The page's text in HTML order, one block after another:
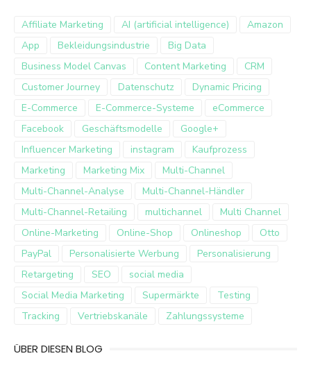
Affiliate Marketing AI (artificial intelligence)
Amazon
App
Bekleidungsindustrie
Big Data
Business Model Canvas
Content Marketing
CRM
Customer Journey
Datenschutz
Dynamic Pricing
E-Commerce
E-Commerce-Systeme
eCommerce
Facebook
Geschäftsmodelle
Google+
Influencer Marketing
instagram
Kaufprozess
Marketing
Marketing Mix
Multi-Channel
Multi-Channel-Analyse
Multi-Channel-Händler
Multi-Channel-Retailing
multichannel
Multi Channel
Online-Marketing
Online-Shop Onlineshop
Otto
PayPal
Personalisierte Werbung
Personalisierung
Retargeting
SEO
social media
Social Media Marketing
Supermärkte
Testing
Tracking
Vertriebskanäle Zahlungssysteme
ÜBER DIESEN BLOG